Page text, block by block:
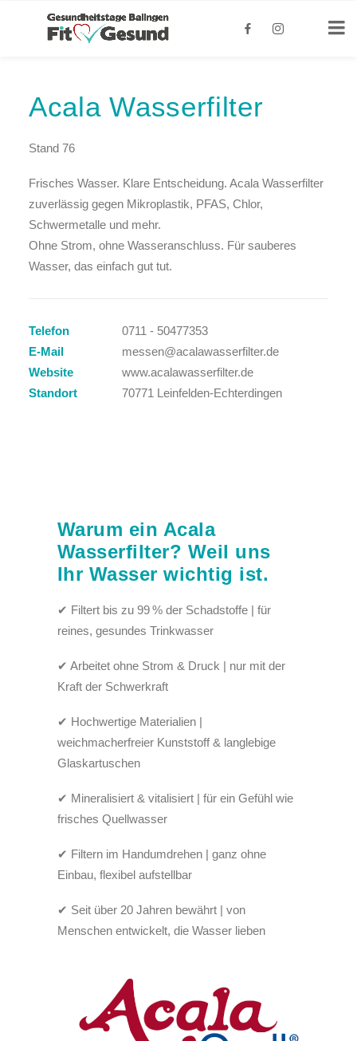
Acala Wasserfilter
Stand 76
Frisches Wasser. Klare Entscheidung. Acala Wasserfilter
zuverlässig gegen Mikroplastik, PFAS, Chlor,
Schwermetalle und mehr.
Ohne Strom, ohne Wasseranschluss. Für sauberes
Wasser, das einfach gut tut.
Telefon
0711 - 50477353
E-Mail
messen@acalawasserfilter.de
Website
www.acalawasserfilter.de
Standort
70771 Leinfelden-Echterdingen
Warum ein Acala
Wasserfilter? Weil uns
Ihr Wasser wichtig ist.
✔ Filtert bis zu 99 % der Schadstoffe | für
reines, gesundes Trinkwasser
✔ Arbeitet ohne Strom & Druck | nur mit der
Kraft der Schwerkraft
✔ Hochwertige Materialien |
weichmacherfreier Kunststoff & langlebige
Glaskartuschen
✔ Mineralisiert & vitalisiert | für ein Gefühl wie
frisches Quellwasser
✔ Filtern im Handumdrehen | ganz ohne
Einbau, flexibel aufstellbar
✔ Seit über 20 Jahren bewährt | von
Menschen entwickelt, die Wasser lieben